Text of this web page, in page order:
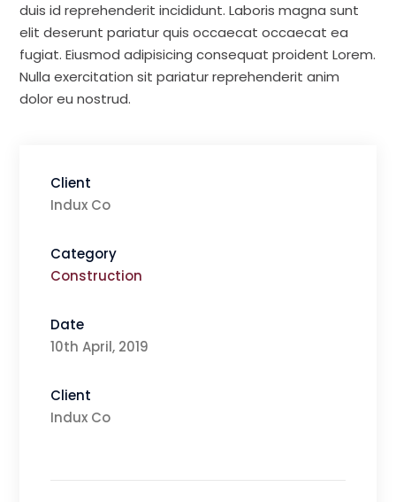
duis id reprehenderit incididunt. Laboris magna sunt
elit deserunt pariatur quis occaecat occaecat ea
fugiat. Eiusmod adipisicing consequat proident Lorem.
Nulla exercitation sit pariatur reprehenderit anim
dolor eu nostrud.
Client
Indux Co
Category
Construction
Date
10th April, 2019
Client
Indux Co